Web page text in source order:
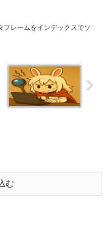
フレームをインデックスでソ
む